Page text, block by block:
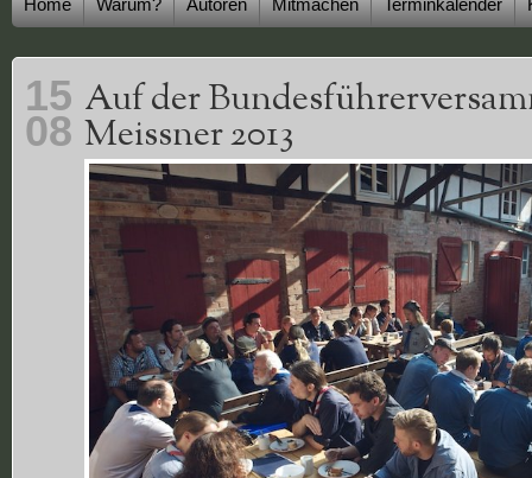
Home Warum? Autoren Mitmachen Terminkalender
15
08
Auf der
Meissner 2013